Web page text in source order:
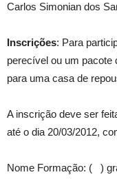
Carlos Simonian dos
Inscrições: Para
perecível ou um pacote
para uma casa de
A inscrição deve ser
até o dia 20/03/2012,
Nome Formação: ( )